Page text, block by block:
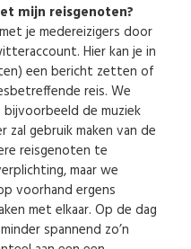
mijn reisgenoten?
je medereizigers door
Hier kan je in
een bericht zetten of
reis. We
de muziek
zal gebruik maken van de
reisgenoten te
maar we
voorhand ergens
met elkaar. Op de dag
spannend zo’n